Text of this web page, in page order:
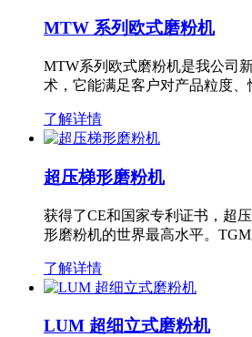
MTW 系列欧式磨粉机
MTW系列欧式磨粉机是我公司
术，它能满足客户对产品粒度
了解详情
超压梯形磨粉机
获得了CE和国家专利证书，超
形磨粉机的世界最高水平。
了解详情
LUM 超细立式磨粉机